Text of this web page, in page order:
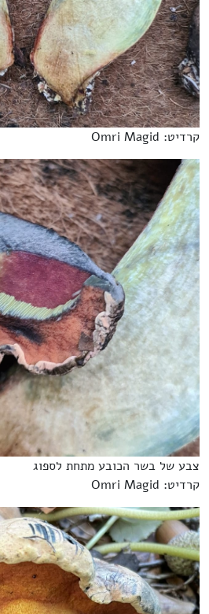
קרדיט: Omri Magid
צבע של בשר הכובע מתחת לספוג
קרדיט: Omri Magid